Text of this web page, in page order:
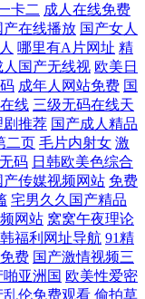
最近在线观看免费 免
卡二 成人在线免费
产在线播放 国产女人
哪里有A片网址 精
人国产无线视 欧美日
成年人网站免费 国
线 三级无码在线天
剧推荐 国产成人精品
二页 毛片内射女 激
码 日韩欧美色综合
产传媒视频网站 免费
宅男久久国产精品
网站 窝窝午夜理论
福利网址导航 91精
费 国产激情视频三
啪亚洲国 欧美性爱密
乱伦免费观看 偷拍草